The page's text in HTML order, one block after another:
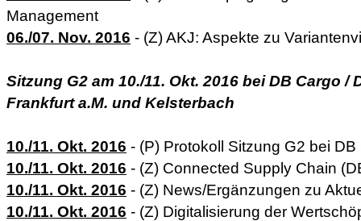
Management
06./07. Nov. 2016 - (Z) AKJ: Aspekte zu
Sitzung G2 am 10./11. Okt. 2016 bei DB Cargo /
Frankfurt a.M. und Kelsterbach
10./11. Okt. 2016 - (P) Protokoll Sitzung G2 bei
10./11. Okt. 2016 - (Z) Connected Supply Chain
10./11. Okt. 2016 - (Z) News/Ergänzungen zu
10./11. Okt. 2016 - (Z) Digitalisierung der